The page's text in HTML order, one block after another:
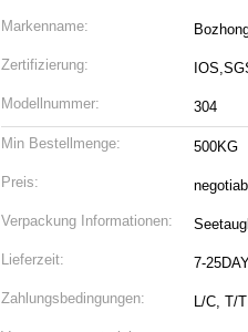
Markenname:
Zertifizierung:
Modellnummer: 304
Min Bestellmenge: 500KG
Preis:
Verpackung Informationen:
Lieferzeit: 7-
Zahlungsbedingungen: L/C, T/T